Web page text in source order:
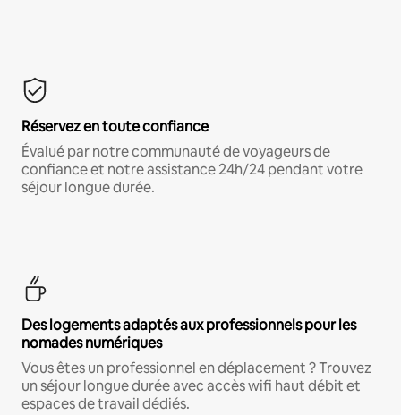
Réservez en toute confiance
Évalué par notre communauté de voyageurs de
confiance et notre assistance 24h/24 pendant votre
séjour longue durée.
Des logements adaptés aux professionnels pour les
nomades numériques
Vous êtes un professionnel en déplacement ? Trouvez
un séjour longue durée avec accès wifi haut débit et
espaces de travail dédiés.